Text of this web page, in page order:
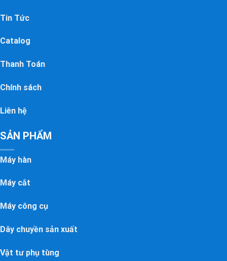
Tin Tức
Catalog
Thanh Toán
Chính sách
Liên hệ
SẢN PHẨM
Máy hàn
Máy cắt
Máy công cụ
Dây chuyền sản xuất
Vật tư phụ tùng